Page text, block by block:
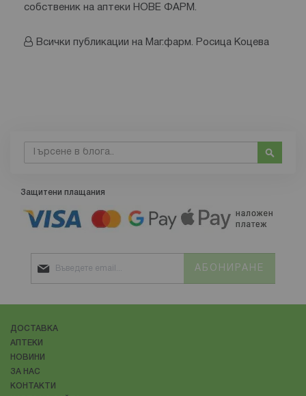
собственик на аптеки НОВЕ ФАРМ.
Всички публикации на Маг.фарм. Росица Коцева
Търсене
Защитени плащания
АБОНИРАНЕ
ДОСТАВКА
АПТЕКИ
НОВИНИ
ЗА НАС
КОНТАКТИ